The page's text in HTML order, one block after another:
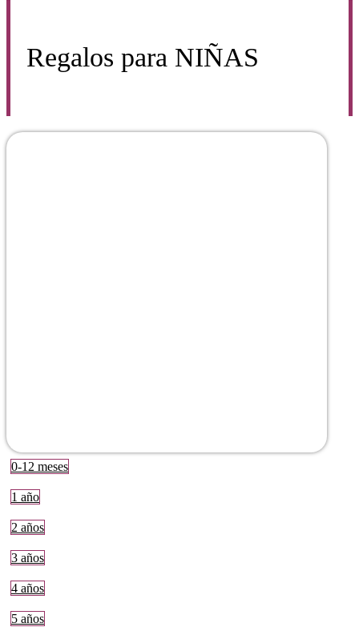
Regalos para NIÑAS
0-12 meses
1 año
2 años
3 años
4 años
5 años